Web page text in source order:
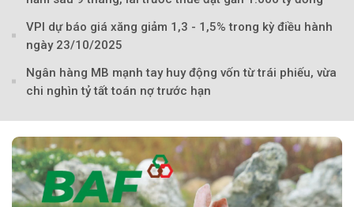
VPI dự báo giá xăng giảm 1,3 - 1,5% trong kỳ điều hành
ngày 23/10/2025
Ngân hàng MB mạnh tay huy động vốn từ trái phiếu, vừa
chi nghìn tỷ tất toán nợ trước hạn